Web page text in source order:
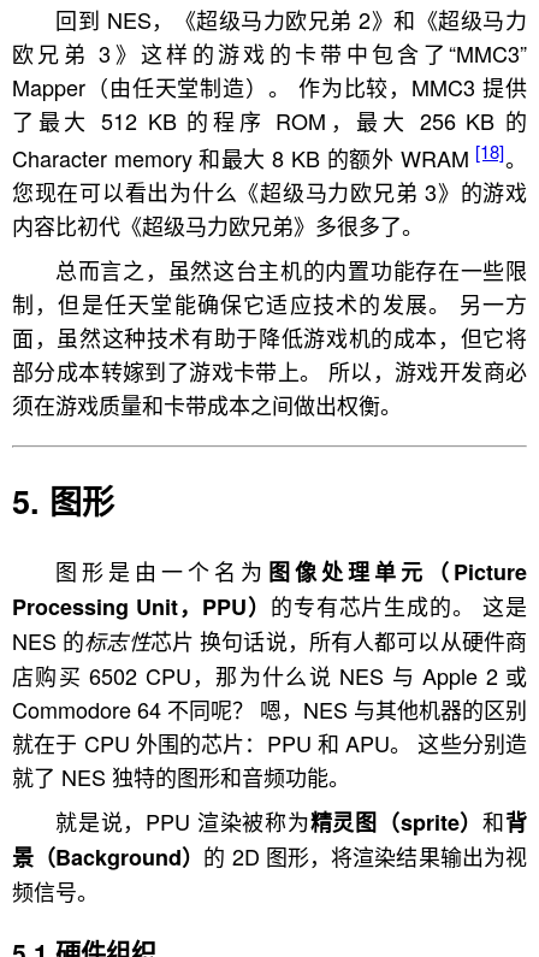
回到 NES，《超级马力欧兄弟 2》和《超级马力
欧兄弟 3》这样的游戏的卡带中包含了“MMC3”
Mapper（由任天堂制造）。 作为比较，MMC3 提供
了最大 512 KB 的程序 ROM，最大 256 KB 的
Character memory 和最大 8 KB 的额外 WRAM [18]。
您现在可以看出为什么《超级马力欧兄弟 3》的游戏
内容比初代《超级马力欧兄弟》多很多了。
总而言之，虽然这台主机的内置功能存在一些限
制，但是任天堂能确保它适应技术的发展。 另一方
面，虽然这种技术有助于降低游戏机的成本，但它将
部分成本转嫁到了游戏卡带上。 所以，游戏开发商必
须在游戏质量和卡带成本之间做出权衡。
图形
图形是由一个名为 图像处理单元（Picture
Processing Unit，PPU） 的专有芯片生成的。 这是
NES 的标志性芯片 换句话说，所有人都可以从硬件商
店购买 6502 CPU，那为什么说 NES 与 Apple 2 或
Commodore 64 不同呢？ 嗯，NES 与其他机器的区别
就在于 CPU 外围的芯片：PPU 和 APU。 这些分别造
就了 NES 独特的图形和音频功能。
就是说，PPU 渲染被称为精灵图（sprite）和背
景（Background） 的 2D 图形，将渲染结果输出为视
频信号。